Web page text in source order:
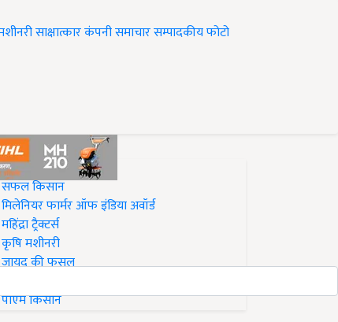
साक्षात्कारकंपनी समाचारसम्पादकीयफोटो
Krishi Jagran
सफल किसान
मिलेनियर फार्मर ऑफ इंडिया अवॉर्ड
महिंद्रा ट्रैक्टर्स
कृषि मशीनरी
जायद की फसल
पीएम किसान